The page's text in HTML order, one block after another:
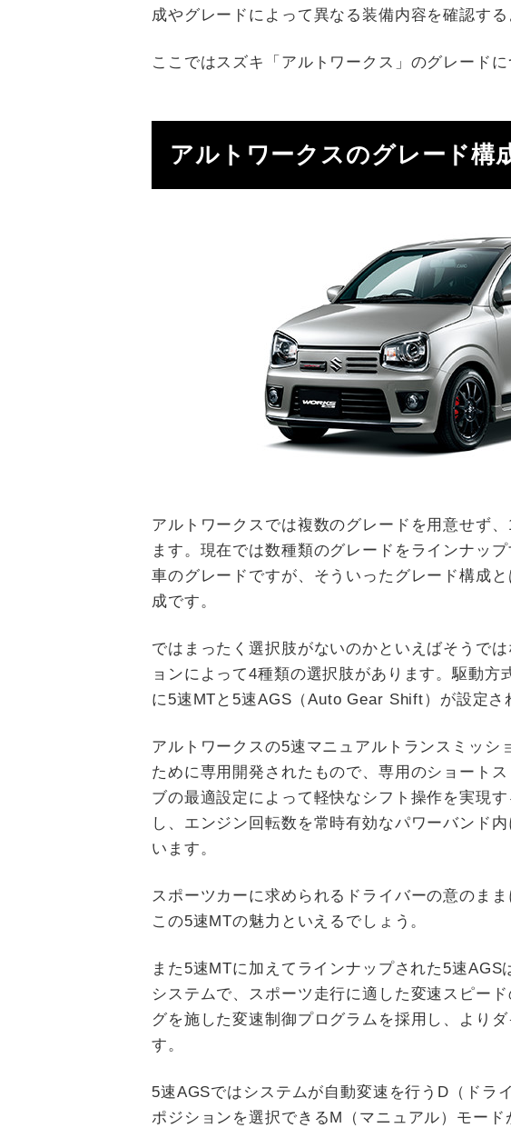
成やグレードによって異なる装備内容を確認する
ここではスズキ「アルトワークス」のグレードに
アルトワークスのグレード構
アルトワークスでは複数のグレードを用意せず
ます。現在では数種類のグレードをラインナッ
車のグレードですが、そういったグレード構成
成です。
ではまったく選択肢がないのかといえばそうで
ョンによって4種類の選択肢があります。駆動方
に5速MTと5速AGS（Auto Gear Shift）が設定さ
アルトワークスの5速マニュアルトランスミッシ
ために専用開発されたもので、専用のショート
ブの最適設定によって軽快なシフト操作を実現
し、エンジン回転数を常時有効なパワーバンド
います。
スポーツカーに求められるドライバーの意のま
この5速MTの魅力といえるでしょう。
また5速MTに加えてラインナップされた5速AGS
システムで、スポーツ走行に適した変速スピー
グを施した変速制御プログラムを採用し、より
す。
5速AGSではシステムが自動変速を行うD（ドラ
ポジションを選択できるM（マニュアル）モー